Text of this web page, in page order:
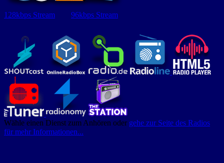
128kbps Stream 96kbps Stream
Wähle einen Dienst zum Anhören oder gehe zur Seite des Radios
für mehr Informationen...